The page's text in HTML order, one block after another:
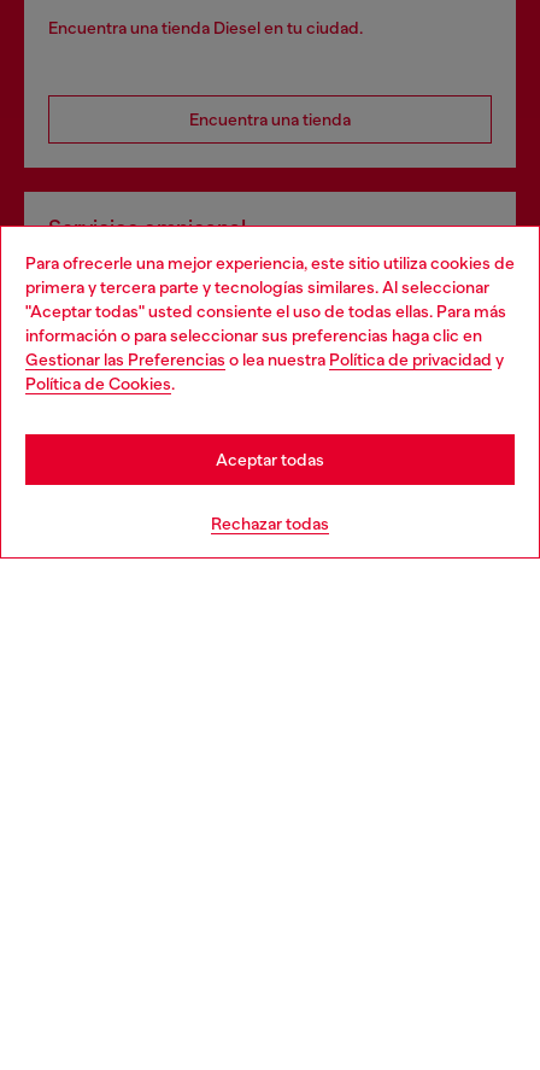
Para ofrecerle una mejor experiencia, este sitio utiliza cookies de
primera y tercera parte y tecnologías similares. Al seleccionar
"Aceptar todas" usted consiente el uso de todas ellas. Para más
información o para seleccionar sus preferencias haga clic en
Gestionar las Preferencias o lea nuestra Política de privacidad y
Política de Cookies.
Rechazar todas
Aceptar todas
Encuentra una tienda Diesel en tu ciudad.
Encuentra una tienda
Servicios omnicanal
Descubre todos nuestros servicios, tanto en línea como
en la tienda.
Choose your location
You are currently browsing España website, but it seems you
may be based in United States